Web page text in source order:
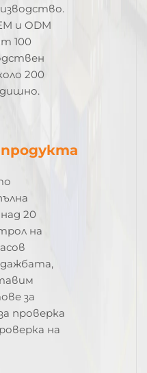
и ODM
100
200
20
на
за
проверка
на